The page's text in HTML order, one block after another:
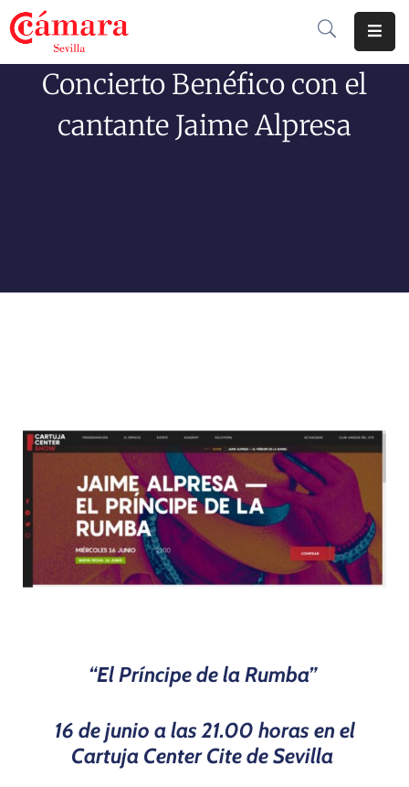
Cámara
Comercio
Programas
Concierto Benéfico con el
cantante Jaime Alpresa
“El Príncipe de la Rumba”
16 de junio a las 21.00 horas en el
Cartuja Center Cite de Sevilla